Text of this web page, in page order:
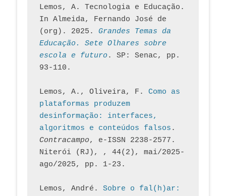
Lemos, A. Tecnologia e Educação.
In Almeida, Fernando José de
(org). 2025. Grandes Temas da
Educação. Sete Olhares sobre
escola e futuro. SP: Senac, pp.
93-110.
Lemos, A., Oliveira, F. Como as
plataformas produzem
desinformação: interfaces,
algoritmos e conteúdos falsos
Contracampo, e-ISSN 2238-2577.
Niterói (RJ), , 44(2), mai/2025-
ago/2025, pp. 1-23.
Lemos, André. Sobre o fal(h)ar: